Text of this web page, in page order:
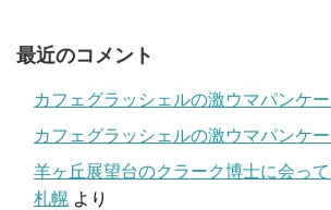
最近のコメント
カフェグラッシェルの激ウマパンケ
カフェグラッシェルの激ウマパンケ
羊ヶ丘展望台のクラーク博士に会って
札幌 より